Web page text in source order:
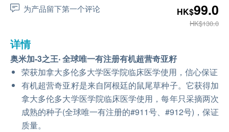
为产品留下第一个评论 HK$99.0
HK$130.0
详情
奥米加-3之王‧ 全球唯一有注册有机超营奇亚籽
荣获加拿大多伦多大学医学院临床医学使用，信心保证
有机超营奇亚籽是来自阿根廷的鼠尾草种子。它获得加
拿大多伦多大学医学院临床医学使用，每年只采摘两次
成熟的种子(全球唯一有注册的#911号、#912号)，保证
质量。